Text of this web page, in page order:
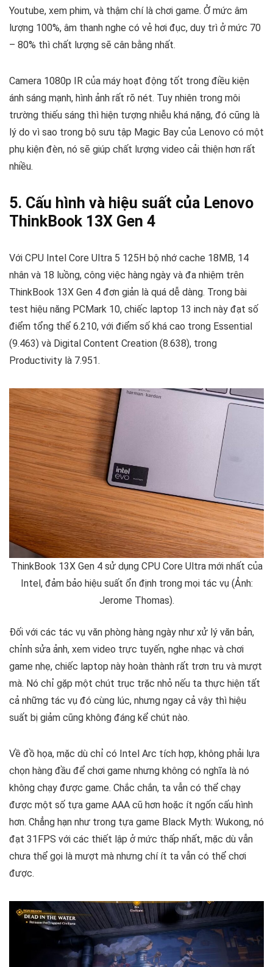
Youtube, xem phim, và thậm chí là chơi game. Ở mức âm
lượng 100%, âm thanh nghe có vẻ hơi đục, duy trì ở mức 70
– 80% thì chất lượng sẽ cân bằng nhất.
Camera 1080p IR của máy hoạt động tốt trong điều kiện
ánh sáng mạnh, hình ảnh rất rõ nét. Tuy nhiên trong môi
trường thiếu sáng thì hiện tượng nhiễu khá nặng, đó cũng là
lý do vì sao trong bộ sưu tập Magic Bay của Lenovo có một
phụ kiện đèn, nó sẽ giúp chất lượng video cải thiện hơn rất
nhiều.
5. Cấu hình và hiệu suất của Lenovo
ThinkBook 13X Gen 4
Với CPU Intel Core Ultra 5 125H bộ nhớ cache 18MB, 14
nhân và 18 luồng, công việc hàng ngày và đa nhiệm trên
ThinkBook 13X Gen 4 đơn giản là quá dễ dàng. Trong bài
test hiệu năng PCMark 10, chiếc laptop 13 inch này đạt số
điểm tổng thể 6.210, với điểm số khá cao trong Essential
(9.463) và Digital Content Creation (8.638), trong
Productivity là 7.951.
ThinkBook 13X Gen 4 sử dụng CPU Core Ultra mới nhất của
Intel, đảm bảo hiệu suất ổn định trong mọi tác vụ (Ảnh:
Jerome Thomas).
Đối với các tác vụ văn phòng hàng ngày như xử lý văn bản,
chỉnh sửa ảnh, xem video trực tuyến, nghe nhạc và chơi
game nhẹ, chiếc laptop này hoàn thành rất trơn tru và mượt
mà. Nó chỉ gặp một chút trục trặc nhỏ nếu ta thực hiện tất
cả những tác vụ đó cùng lúc, nhưng ngay cả vậy thì hiệu
suất bị giảm cũng không đáng kể chút nào.
Về đồ họa, mặc dù chỉ có Intel Arc tích hợp, không phải lựa
chọn hàng đầu để chơi game nhưng không có nghĩa là nó
không chạy được game. Chắc chắn, ta vẫn có thể chạy
được một số tựa game AAA cũ hơn hoặc ít ngốn cấu hình
hơn. Chẳng hạn như trong tựa game Black Myth: Wukong, nó
đạt 31FPS với các thiết lập ở mức thấp nhất, mặc dù vẫn
chưa thể gọi là mượt mà nhưng chí ít ta vẫn có thể chơi
được.